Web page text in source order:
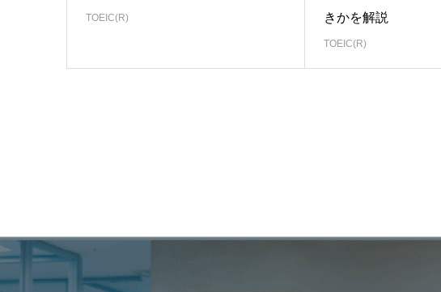
TOEIC(R)
きかを解説
TOEIC(R)